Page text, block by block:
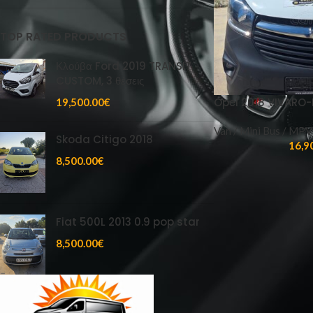
TOP RATED PRODUCTS
Κλούβα Ford 2019 TRANSIT
CUSTOM, 3 θέσεις
19,500.00€
Skoda Citigo 2018
8,500.00€
Fiat 500L 2013 0.9 pop star
8,500.00€
Opel 2018 VIVARO-
Van / Mini Bus / MPV